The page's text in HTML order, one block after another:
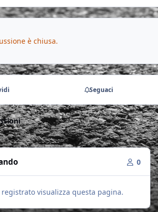
è chiusa.
Seguaci
0
visualizza questa pagina.